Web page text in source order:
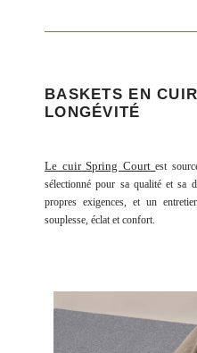
BASKETS EN
LONGÉVITÉ
Le cuir Spring Court est
sélectionné pour sa qualité et sa
propres exigences, et un
souplesse, éclat et confort.